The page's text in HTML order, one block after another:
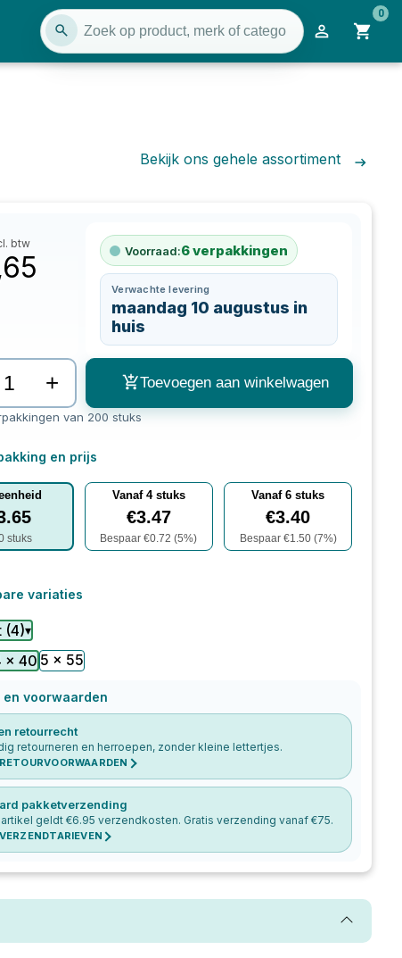
0
Bekijk ons gehele assortiment
btw Voorraad:6verpakkingen
Verwachte levering
maandag 10 augustus in
huis
+ Toevoegen aan winkelwagen
van 200 stuks
en prijs
stuks
Vanaf 4stuks
€3.47
Bespaar €0.72 (5%)
Vanaf6 stuks
€3.40
Bespaar €1.50(7%)
variaties
(4)▾
x 40 5 x 55
en voorwaarden
retourrecht
retourneren en herroepen, zonder kleine lettertjes.
pakketverzending
geldt €6.95 verzendkosten. Gratis verzending vanaf €75.